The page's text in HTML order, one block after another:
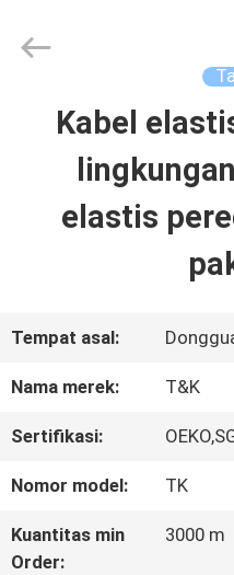
RUMAH
PRODUK
KITA
PABRIK
KONTROL
Garment
Accessories
Kabel
elastis
Tempat asal:
Nama merek: T&K
Sertifikasi:
Nomor model: TK
Kuantitas min
Order:
3000 m